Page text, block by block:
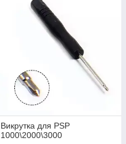
Викрутка для PSP
1000\2000\3000